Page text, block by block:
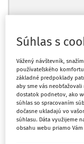
Ups,
Celý
Súhlas s
Vážený návštevník,
používateľského
základné predpoklady
aby sme vás
dostatok podnetov, ako
súhlas so spracovaním
dočasne ukladajú vo
súhlasu. Dáta využijeme
obsahu webu priamo